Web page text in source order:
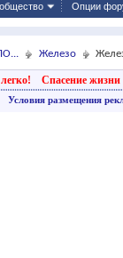
Опции
Железо
Спасение жизни
Условия размещения